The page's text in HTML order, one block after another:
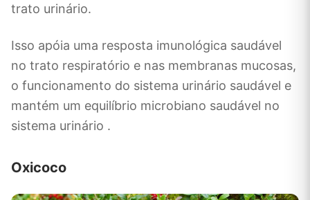
trato urinário.
Isso apóia uma resposta imunológica saudável
no trato respiratório e nas membranas mucosas,
o funcionamento do sistema urinário saudável e
mantém um equilíbrio microbiano saudável no
sistema urinário .
Oxicoco